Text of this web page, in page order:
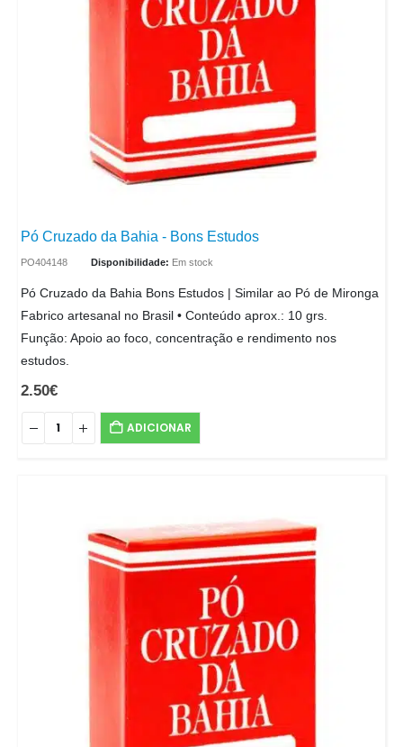
Pó Cruzado da Bahia - Bons Estudos
PO404148 Disponibilidade: Em stock
Pó Cruzado da Bahia Bons Estudos | Similar ao Pó de Mironga
Fabrico artesanal no Brasil • Conteúdo aprox.: 10 grs.
Função: Apoio ao foco, concentração e rendimento nos
estudos.
2.50€
ADICIONAR